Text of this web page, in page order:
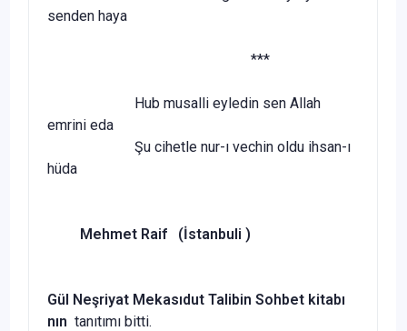
senden haya
***
Hub musalli eyledin sen Allah
emrini eda
Şu cihetle nur-ı vechin oldu ihsan-ı
hüda
Mehmet Raif (İstanbuli )
Gül Neşriyat Mekasıdut Talibin Sohbet kitabı
nın tanıtımı bitti.